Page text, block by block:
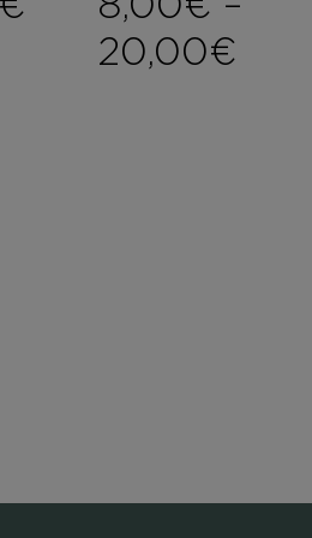
20,00€